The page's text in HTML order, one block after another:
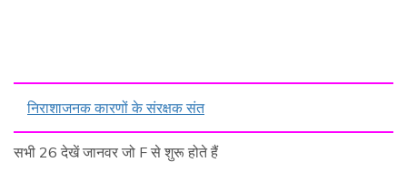
निराशाजनक कारणों के संरक्षक संत
सभी 26 देखें जानवर जो F से शुरू होते हैं